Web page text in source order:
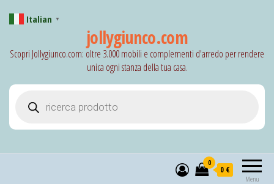
jollygiunco.com
Scopri Jollygiunco.com: oltre 3.000 mobili e complementi d'arredo per rendere
unica ogni stanza della tua casa.
Menu
0
0 €
Italian ▼